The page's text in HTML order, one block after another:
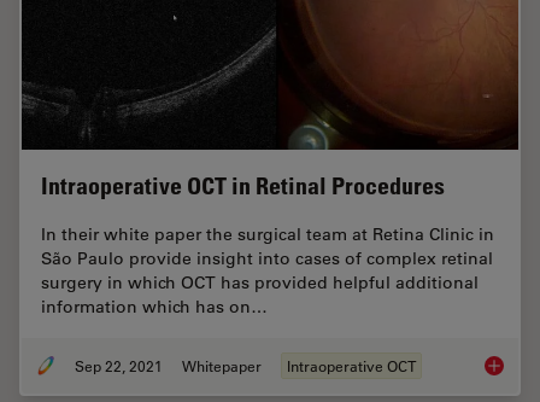
Intraoperative OCT in Retinal Procedures
In their white paper the surgical team at Retina Clinic in
São Paulo provide insight into cases of complex retinal
surgery in which OCT has provided helpful additional
information which has on…
Sep 22, 2021 Whitepaper Intraoperative OCT